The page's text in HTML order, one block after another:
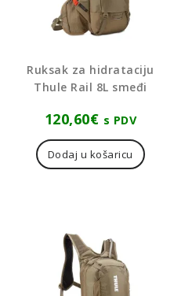
Ruksak za hidrataciju
Thule Rail 8L smeđi
120,60€ s PDV
Dodaj u košaricu